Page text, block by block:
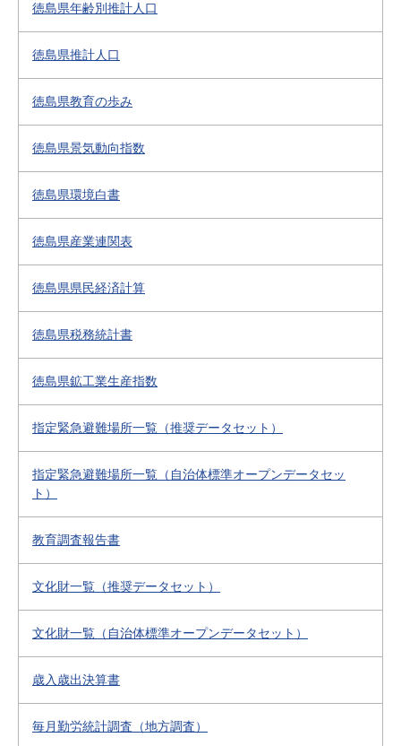
徳島県年齢別推計人口
徳島県推計人口
徳島県教育の歩み
徳島県景気動向指数
徳島県環境白書
徳島県産業連関表
徳島県県民経済計算
徳島県税務統計書
徳島県鉱工業生産指数
指定緊急避難場所一覧（推奨データセット）
指定緊急避難場所一覧（自治体標準オープンデータセッ
ト）
教育調査報告書
文化財一覧（推奨データセット）
文化財一覧（自治体標準オープンデータセット）
歳入歳出決算書
毎月勤労統計調査（地方調査）